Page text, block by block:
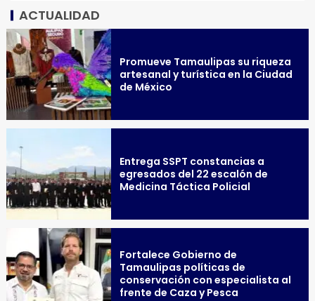
ACTUALIDAD
Promueve Tamaulipas su riqueza
artesanal y turística en la Ciudad
de México
Entrega SSPT constancias a
egresados del 22 escalón de
Medicina Táctica Policial
Fortalece Gobierno de
Tamaulipas políticas de
conservación con especialista al
frente de Caza y Pesca